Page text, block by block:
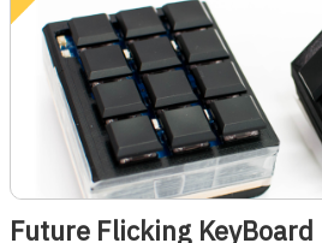
Future Flicking KeyBoard